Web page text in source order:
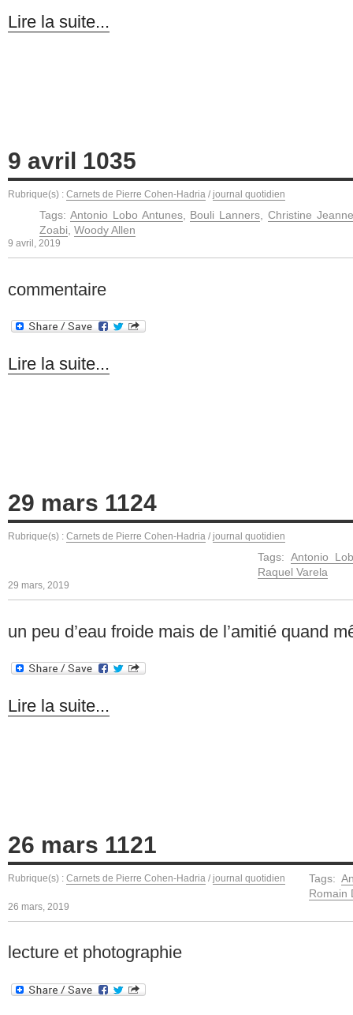
Lire la suite...
9 avril 1035
Rubrique(s) : Carnets de Pierre Cohen-Hadria / journal quotidien
Tags: Antonio Lobo Antunes, Bouli Lanners,Christine
Zoabi, Woody Allen
9 avril, 2019
commentaire
Lire la suite...
29 mars 1124
Rubrique(s) : Carnets de Pierre Cohen-Hadria / journal quotidien
Tags: Antonio
Raquel Varela
29 mars, 2019
un peu d’eau froide mais de l’amitié quand
Lire la suite...
26 mars 1121
Rubrique(s) : Carnets de Pierre Cohen-Hadria / journal quotidien Tags:
Romain
26 mars, 2019
lecture et photographie